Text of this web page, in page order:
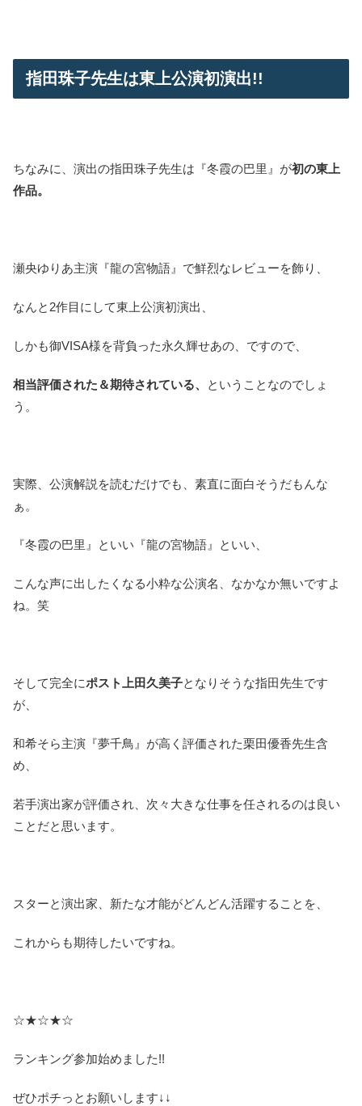
指田珠子先生は東上公演初演出!!
ちなみに、演出の指田珠子先生は『冬霞の巴里』が初の東上
作品。
瀬央ゆりあ主演『龍の宮物語』で鮮烈なレビューを飾り、
なんと2作目にして東上公演初演出、
しかも御VISA様を背負った永久輝せあの、ですので、
相当評価された＆期待されている、
ということなのでしょ
う。
実際、公演解説を読むだけでも、素直に面白そうだもんな
ぁ。
『冬霞の巴里』といい『龍の宮物語』といい、
こんな声に出したくなる小粋な公演名、なかなか無いですよ
ね。笑
そして完全にポスト上田久美子となりそうな指田先生です
が、
和希そら主演『夢千鳥』が高く評価された栗田優香先生含
め、
若手演出家が評価され、次々大きな仕事を任されるのは良い
ことだと思います。
スターと演出家、新たな才能がどんどん活躍することを、
これからも期待したいですね。
☆★☆★☆
ランキング参加始めました!!
ぜひポチっとお願いします↓↓